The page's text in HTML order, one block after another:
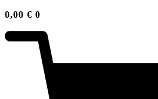
0,00 € 0